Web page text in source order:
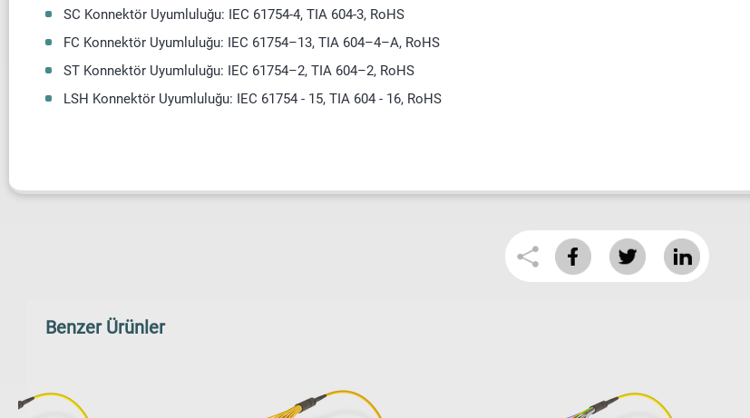
SC Konnektör Uyumluluğu: IEC 61754-4, TIA 604-3, RoHS
FC Konnektör Uyumluluğu: IEC 61754–13, TIA 604–4–A, RoHS
ST Konnektör Uyumluluğu: IEC 61754–2, TIA 604–2, RoHS
LSH Konnektör Uyumluluğu: IEC 61754 - 15, TIA 604 - 16, RoHS
Benzer Ürünler